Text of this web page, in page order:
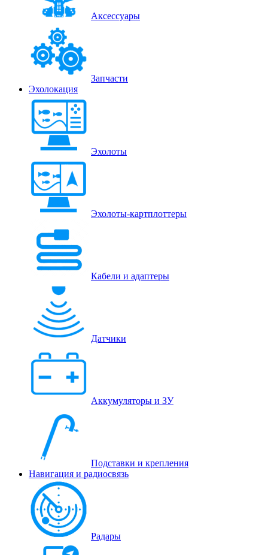
Аксессуары
Запчасти
Эхолокация
Эхолоты
Эхолоты-картплоттеры
Кабели и адаптеры
Датчики
Аккумуляторы и ЗУ
Подставки и крепления
Навигация и радиосвязь
Радары